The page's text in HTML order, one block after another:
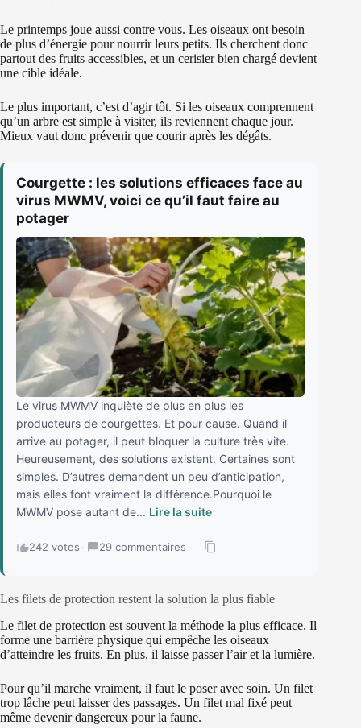
Le printemps joue aussi contre vous. Les oiseaux ont besoin
de plus d’énergie pour nourrir leurs petits. Ils cherchent donc
partout des fruits accessibles, et un cerisier bien chargé devient
une cible idéale.
Le plus important, c’est d’agir tôt. Si les oiseaux comprennent
qu’un arbre est simple à visiter, ils reviennent chaque jour.
Mieux vaut donc prévenir que courir après les dégâts.
Courgette : les solutions efficaces face au
virus MWMV, voici ce qu’il faut faire au
potager
Le virus MWMV inquiète de plus en plus les
producteurs de courgettes. Et pour cause. Quand il
arrive au potager, il peut bloquer la culture très vite.
Heureusement, des solutions existent. Certaines sont
simples. D’autres demandent un peu d’anticipation,
mais elles font vraiment la différence.Pourquoi le
MWMV pose autant de... Lire la suite
242 votes · 29 commentaires ·
Les filets de protection restent la solution la plus fiable
Le filet de protection est souvent la méthode la plus efficace. Il
forme une barrière physique qui empêche les oiseaux
d’atteindre les fruits. En plus, il laisse passer l’air et la lumière.
Pour qu’il marche vraiment, il faut le poser avec soin. Un filet
trop lâche peut laisser des passages. Un filet mal fixé peut
même devenir dangereux pour la faune.